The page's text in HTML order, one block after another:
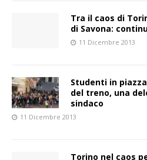
Tra il caos di
di Savona:
11 Dicembre 2013
Studenti in
del treno, una
sindaco
11 Dicembre 2013
Torino nel caos